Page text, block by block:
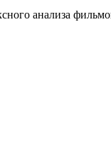
анализа